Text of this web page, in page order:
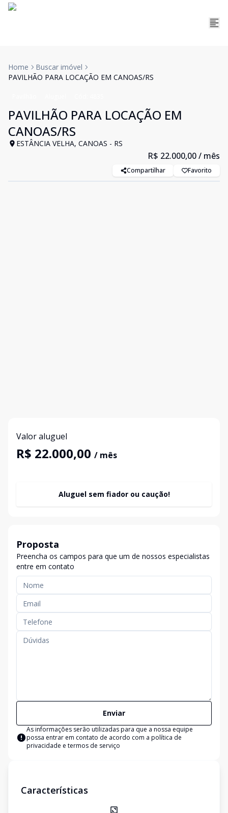
Home
Buscar imóvel
PAVILHÃO PARA LOCAÇÃO EM CANOAS/RS
PAVILHÃO PARA LOCAÇÃO EM
CANOAS/RS
ESTÂNCIA VELHA, CANOAS - RS
R$ 22.000,00/ mês
Compartilhar Favorito
Valor aluguel
R$ 22.000,00 / mês
Aluguel sem fiador ou caução!
Proposta
Preencha os campos para que um de nossos especialistas
entre em contato
Enviar
As informações serão utilizadas para que a nossa equipe
possa entrar em contato de acordo com a política de
privacidade e termos de serviço
Características